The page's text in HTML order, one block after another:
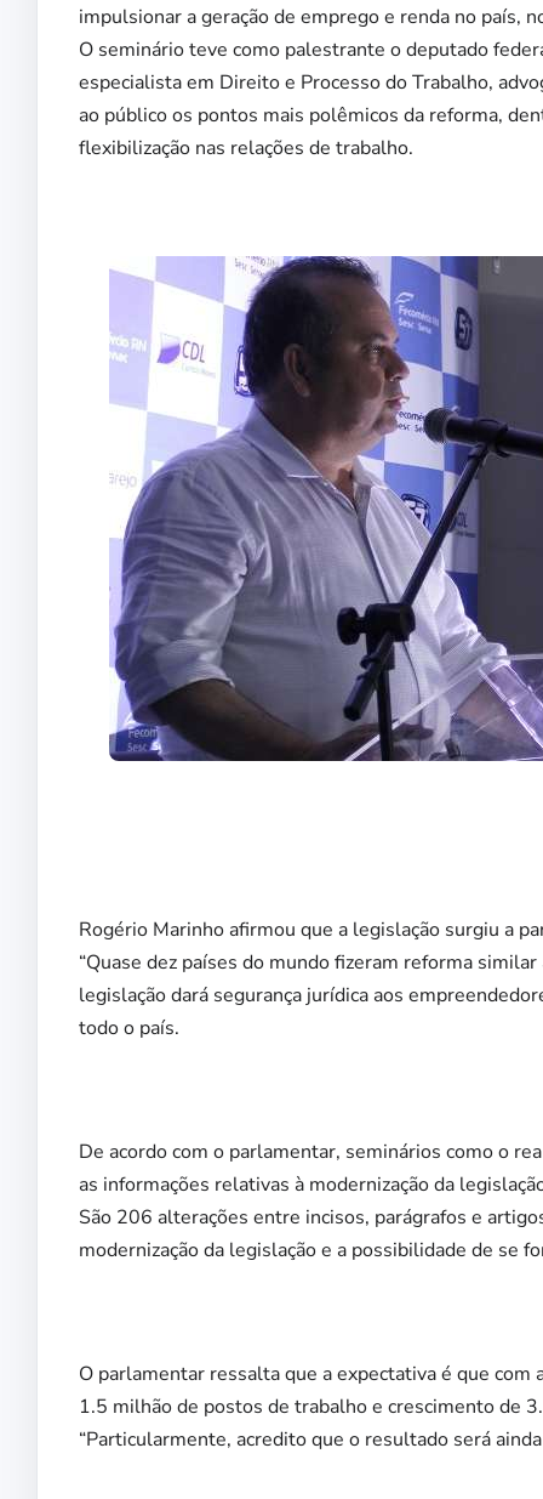
impulsionar a geração de emprego e renda no país,
O seminário teve como palestrante o deputado
especialista em Direito e Processo do Trabalho,
ao público os pontos mais polêmicos da reforma,
flexibilização nas relações de trabalho.
Rogério Marinho afirmou que a legislação surgiu a
“Quase dez países do mundo fizeram reforma
legislação dará segurança jurídica aos
todo o país.
De acordo com o parlamentar, seminários como o
as informações relativas à modernização da
São 206 alterações entre incisos, parágrafos e
modernização da legislação e a possibilidade de se
O parlamentar ressalta que a expectativa é que com
1.5 milhão de postos de trabalho e crescimento de
“Particularmente, acredito que o resultado será